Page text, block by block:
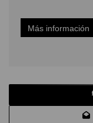
Más información